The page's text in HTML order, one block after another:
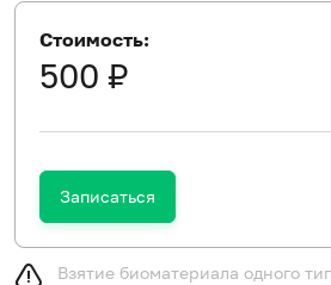
Стоимость:
500 ₽
Записаться
Взятие биоматериала одного